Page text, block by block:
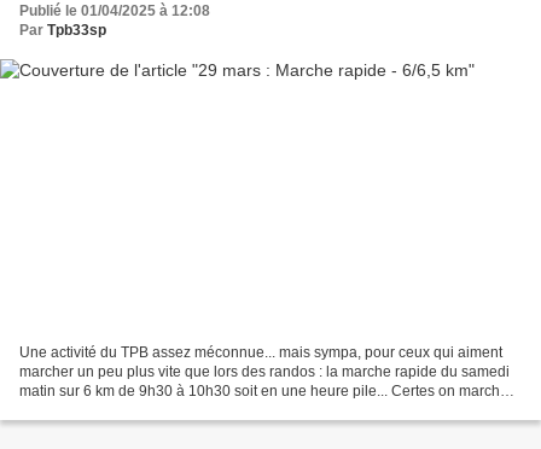
Publié le 01/04/2025 à 12:08
Par Tpb33sp
Une activité du TPB assez méconnue... mais sympa, pour ceux qui aiment
marcher un peu plus vite que lors des randos : la marche rapide du samedi
matin sur 6 km de 9h30 à 10h30 soit en une heure pile... Certes on marche